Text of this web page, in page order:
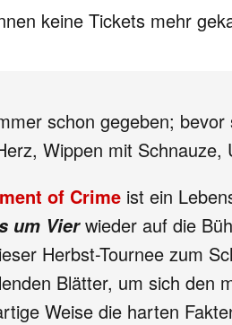
keine Tickets mehr
schon gegeben;
Wippen mit
of Crime ist ein
um Vierwieder auf die
Herbst-Tournee zum
Blätter, um sich den
Weise die harten